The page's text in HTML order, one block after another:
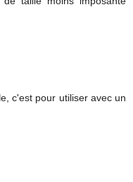
c'est pour utiliser avec un